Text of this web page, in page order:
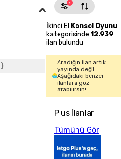
)
1
İkinci El Konsol Oyunu
kategorisinde 12.939
ilan bulundu
Aradığın ilan artık
yayında değil.
Aşağıdaki benzer
ilanlara göz
atabilirsin!
Plus İlanlar
Tümünü Gör